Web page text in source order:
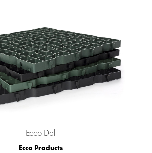
Ecco Dal
Ecco Products